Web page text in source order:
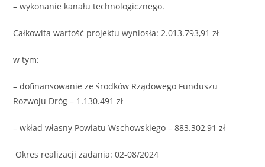
– wykonanie kanału technologicznego.
Całkowita wartość projektu wyniosła: 2.013.793,91 zł
w tym:
– dofinansowanie ze środków Rządowego Funduszu
Rozwoju Dróg – 1.130.491 zł
– wkład własny Powiatu Wschowskiego – 883.302,91 zł
Okres realizacji zadania: 02-08/2024